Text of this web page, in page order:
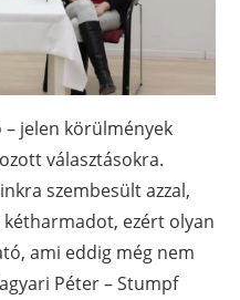
jelen körülmények
választásokra.
szembesült azzal,
ezért olyan
ami eddig még nem
Péter – Stumpf